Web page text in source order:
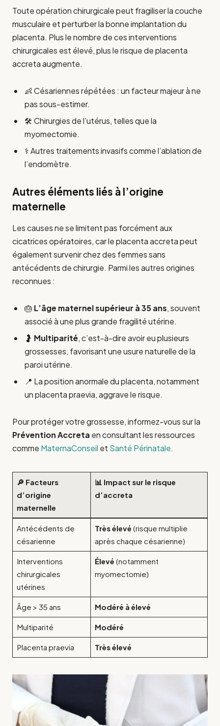
Toute opération chirurgicale peut fragiliser la couche
musculaire et perturber la bonne implantation du
placenta. Plus le nombre de ces interventions
chirurgicales est élevé, plus le risque de placenta
accreta augmente.
👶 Césariennes répétées : un facteur majeur à ne
pas sous-estimer.
🛠 Chirurgies de l’utérus, telles que la
myomectomie.
⚕️ Autres traitements invasifs comme l’ablation de
l’endomètre.
Autres éléments liés à l’origine
maternelle
Les causes ne se limitent pas forcément aux
cicatrices opératoires, car le placenta accreta peut
également survenir chez des femmes sans
antécédents de chirurgie. Parmi les autres origines
reconnues :
🎂 L’âge maternel supérieur à 35 ans, souvent
associé à une plus grande fragilité utérine.
🤰 Multiparité, c’est-à-dire avoir eu plusieurs
grossesses, favorisant une usure naturelle de la
paroi utérine.
📍 La position anormale du placenta, notamment
un placenta praevia, aggrave le risque.
Pour protéger votre grossesse, informez-vous sur la
Prévention Accreta en consultant les ressources
comme MaternaConseil et Santé Périnatale.
🔎 Facteurs
d’origine
maternelle
📊 Impact sur le risque
d’accreta
Antécédents de
césarienne
Très élevé (risque multiplie
après chaque césarienne)
Interventions
chirurgicales
utérines
Élevé (notamment
myomectomie)
Âge > 35 ans Modéré à élevé
Multiparité Modéré
Placenta praevia Très élevé